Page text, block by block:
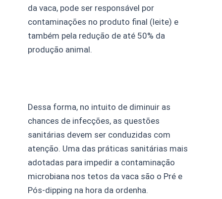
da vaca, pode ser responsável por
contaminações no produto final (leite) e
também pela redução de até 50% da
produção animal.
Dessa forma, no intuito de diminuir as
chances de infecções, as questões
sanitárias devem ser conduzidas com
atenção. Uma das práticas sanitárias mais
adotadas para impedir a contaminação
microbiana nos tetos da vaca são o Pré e
Pós-dipping na hora da ordenha.